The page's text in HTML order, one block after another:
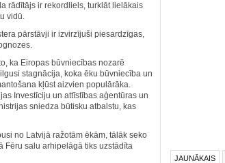
rādītājs ir rekordliels, turklāt lielākais
vidū.
pārstāvji ir izvirzījuši piesardzīgas,
ka Eiropas būvniecības nozarē
stagnācija, koka ēku būvniecība un
kļūst aizvien populārāka.
Investīciju un attīstības aģentūras un
sniedza būtisku atbalstu, kas
no Latvijā ražotām ēkām, tālāk seko
Fēru salu arhipelāgā tiks uzstādīta
JAUNĀKAIS